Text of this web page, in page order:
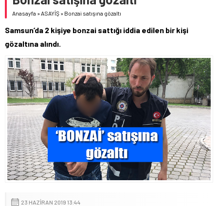
YÖNETİCİ SEÇERKEN YAPILAN EN BÜYÜK HATALAR
DOLAR
55,1881
Anasayfa »ASAYİŞ » Bonzai satışına gözaltı
Samsun’da 2 kişiye bonzai sattığı iddia edilen bir kişi
gözaltına alındı.
23 HAZIRAN 2019 13:44